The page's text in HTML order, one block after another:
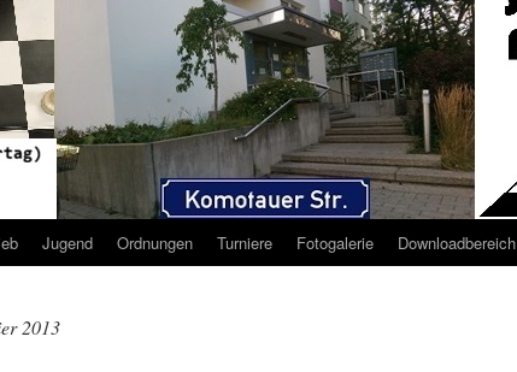
Jugend Ordnungen Turniere Fotogalerie Downloadbereich
2013